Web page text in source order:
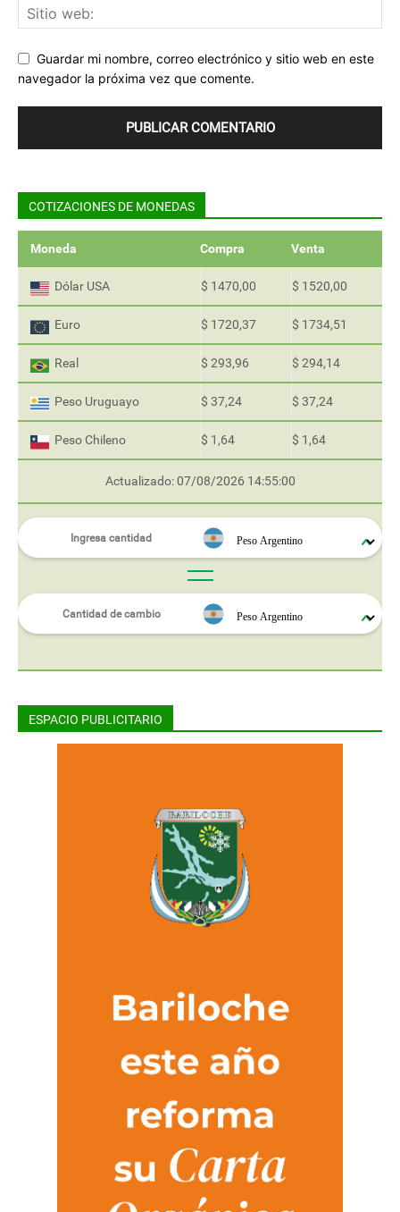
Guardar mi nombre, correo electrónico y sitio web en este
navegador la próxima vez que comente.
COTIZACIONES DE MONEDAS
Moneda Compra Venta
Dólar USA $ 1470,00 $ 1520,00
Euro $ 1720,37 $ 1734,51
Real $ 293,96 $ 294,14
Peso Uruguayo $ 37,24 $ 37,24
Peso Chileno $ 1,64 $ 1,64
Actualizado: 07/08/2026 14:55:00
ESPACIO PUBLICITARIO